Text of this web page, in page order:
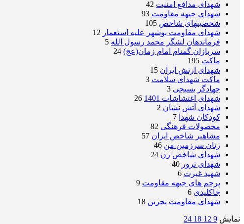
شهدای مدافع امنیت 42
شهدای جبهه مقاومت 93
شخصیتهای شاخص 105
شهدای مقاومت بوشهر علیه استعمار 12
فرماندهان لشگر محمد رسول الله 5
سربازان گمنام امام زمان(عج) 24
ماکت 195
شهدای ارتش ایران 15
ماکت شهدای سلامت 3
جهادگر بسیجی 3
شهدای اغتشاشات 1401
26
شهدای آتش نشان 2
کودکان شهدا 7
محصولات فرهنگی 82
مشاهیر شاخص ایران 57
زنان سرزمین من 46
شهدای شاخص زن 24
شهدای ترور 40
شهید غیرت 6
پرچم های جبهه مقاومت 9
جاکلیدی 6
شهدای مقاومت بحرین 18
نمایش 9
12
18
24